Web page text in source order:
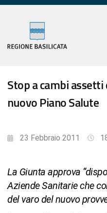
Stop a cambi
nuovo Piano Salute
23 Febbraio 2011
La Giunta approva
Aziende Sanitarie che
del varo del nuovo